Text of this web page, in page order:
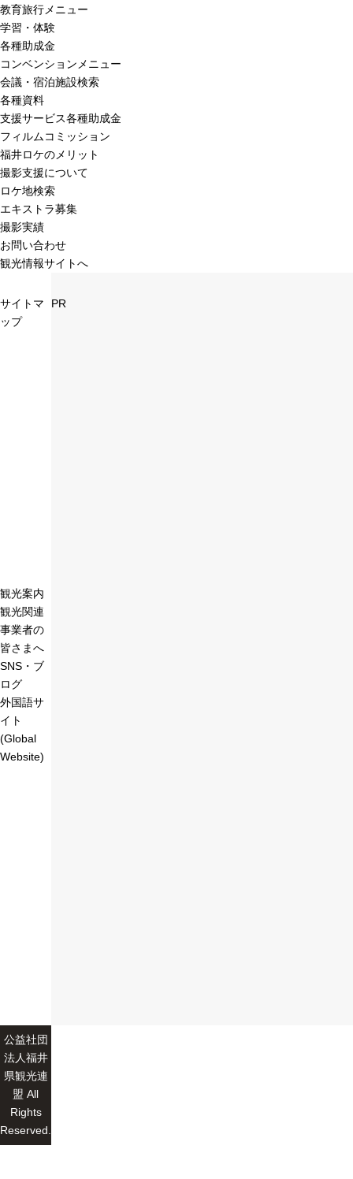
教育旅行メニュー
学習・体験
各種助成金
コンベンションメニュー
会議・宿泊施設検索
各種資料
支援サービス各種助成金
フィルムコミッション
福井ロケのメリット
撮影支援について
ロケ地検索
エキストラ募集
撮影実績
お問い合わせ
観光情報サイトへ
サイトマ
ップ
観光案内
観光関連
事業者の
皆さまへ
SNS・ブ
ログ
外国語サ
イト
(Global
Website)
PR
公益社団
法人福井
県観光連
盟 All
Rights
Reserved.